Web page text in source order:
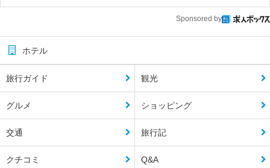
Sponsored by
ホテル
旅行ガイド 観光
グルメ ショッピング
交通 旅行記
クチコミ Q&A